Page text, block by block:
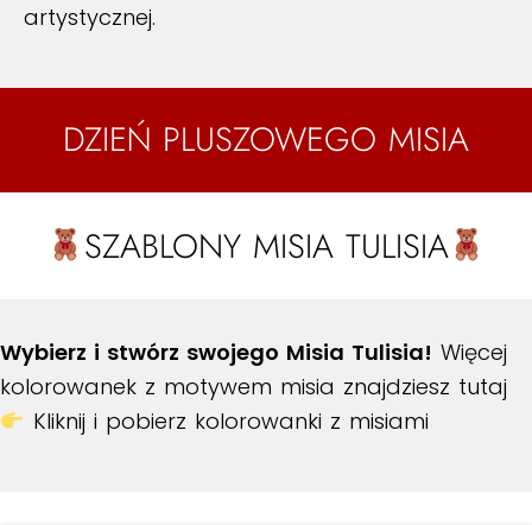
artystycznej.
DZIEŃ PLUSZOWEGO MISIA
SZABLONY MISIA TULISIA
Wybierz i stwórz swojego Misia Tulisia! Więcej
kolorowanek z motywem misia znajdziesz tutaj
Kliknij i pobierz kolorowanki z misiami